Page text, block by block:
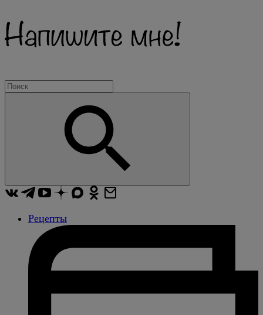
Рецепты